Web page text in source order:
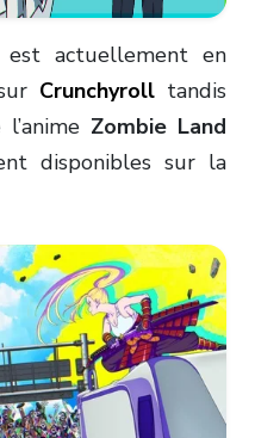
actuellement en
Crunchyroll tandis
Zombie Land
disponibles sur la